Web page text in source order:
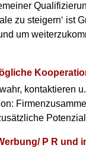
zu steigern‘ ist
um
kontaktieren
P R